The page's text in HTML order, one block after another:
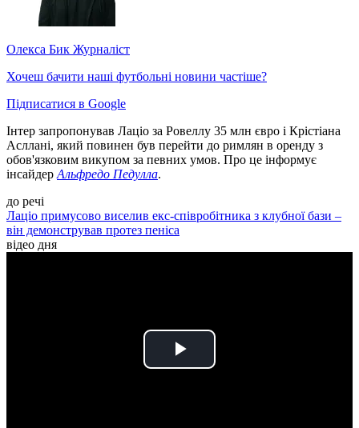
Олекса Бик Журналіст
Хочеш бачити наші футбольні новини частіше?
Підписатися в Google
Інтер запропонував Лаціо за Ровеллу 35 млн євро і Крістіана
Асллані, який повинен був перейти до римлян в оренду з
обов'язковим викупом за певних умов. Про це інформує
інсайдер Альфредо Педулла.
до речі
Лаціо примусово виселив екс-співробітника з клубної бази –
він демонстрував протез пеніса
відео дня
Play